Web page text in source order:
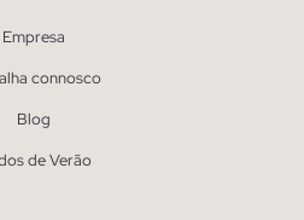
Empresa
connosco
Blog
de Verão